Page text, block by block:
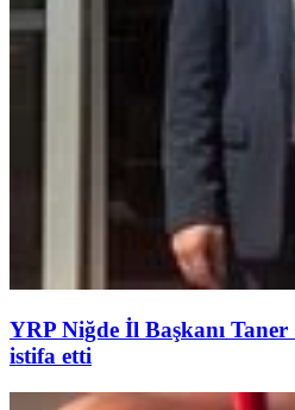
YRP Niğde İl Başkanı
istifa etti